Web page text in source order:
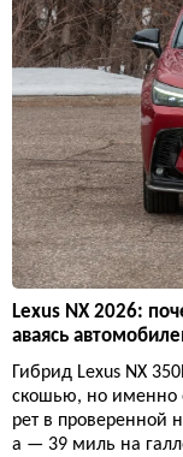
Lexus NX 2026:
аваясь
Гибрид Lexus NX
скошью, но именно
рет в проверенной
а — 39 миль на